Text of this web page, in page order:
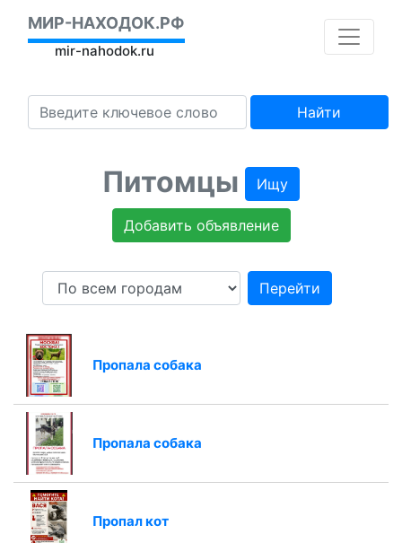
МИР-НАХОДОК.РФ
mir-nahodok.ru
Найти
Питомцы Ищу
Добавить объявление
Перейти
Пропала собака
Пропала собака
Пропал кот